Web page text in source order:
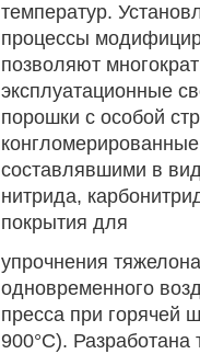
температур.
процессы
позволяют
эксплуатационные
порошки с особой
составлявшими в
нитрида,
покрытия для
упрочнения
одновременного
пресса при горячей
900°С). Разработана